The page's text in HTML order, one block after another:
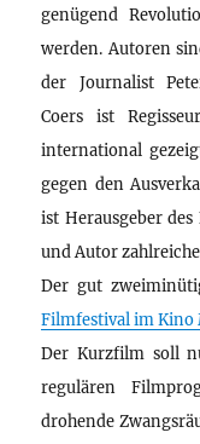
genügend
werden. Autoren
der Journalist
Coers ist
international
gegen den
ist Herausgeber
und Autor
Der gut
Filmfestival im Kino
Der Kurzfilm soll
regulären
drohende